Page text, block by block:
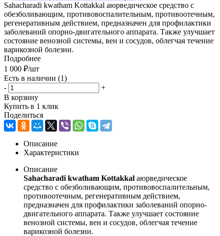
Sahacharadi kwatham Kottakkal аюрведическое средство с
обезболивающим, противовоспалительным, противоотечным,
регенеративным действием, предназначен для профилактики
заболеваний опорно-двигательного аппарата. Также улучшает
состояние венозной системы, вен и сосудов, облегчая течение
варикозной болезни.
Подробнее
1 000 ₽/шт
Есть в наличии (1)
-
+
В корзину
Купить в 1 клик
Поделиться
Описание
Характеристики
Описание
Sahacharadi kwatham Kottakkal аюрведическое
средство с обезболивающим, противовоспалительным,
противоотечным, регенеративным действием,
предназначен для профилактики заболеваний опорно-
двигательного аппарата. Также улучшает состояние
венозной системы, вен и сосудов, облегчая течение
варикозной болезни.